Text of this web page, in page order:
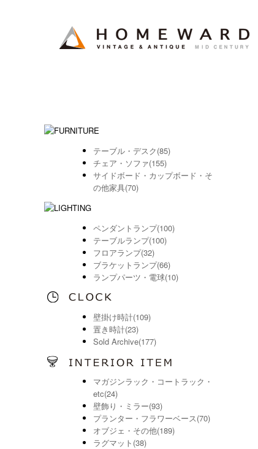
テーブル・デスク(85)
チェア・ソファ(155)
サイドボード・カップボード・そ
の他家具(70)
ペンダントランプ(100)
テーブルランプ(100)
フロアランプ(32)
ブラケットランプ(66)
ランプパーツ・電球(10)
壁掛け時計(109)
置き時計(23)
Sold Archive(177)
マガジンラック・コートラック・
etc(24)
壁飾り・ミラー(93)
プランター・フラワーベース(70)
オブジェ・その他(189)
ラグマット(38)